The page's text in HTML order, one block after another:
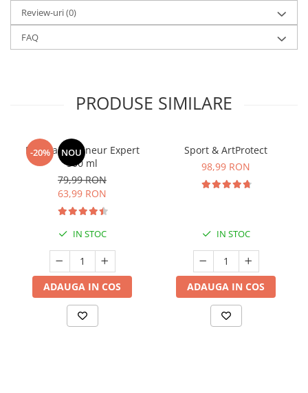
Review-uri(0)
FAQ
PRODUSE SIMILARE
-20% NOU
Manhaē Draineur Expert
500 ml
79,99 RON
63,99 RON
IN STOC
ADAUGA IN COS
Sport & ArtProtect
98,99 RON
IN STOC
ADAUGA IN COS